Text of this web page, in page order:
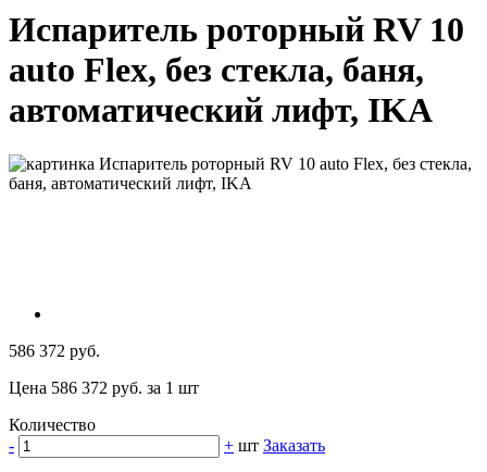
Испаритель роторный RV 10
auto Flex, без стекла, баня,
автоматический лифт, IKA
586 372 руб.
Цена 586 372 руб. за 1 шт
Количество
-
+ шт Заказать